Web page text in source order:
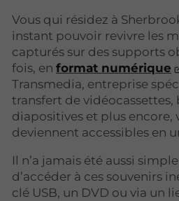
Vous qui résidez à
instant pouvoir revivre les
capturés sur des supports
fois, en format numérique
Transmedia, entreprise
transfert de vidéocassettes,
diapositives et plus encore,
deviennent accessibles en
Il n’a jamais été aussi
d’accéder à ces souvenirs
clé USB, un DVD ou via un